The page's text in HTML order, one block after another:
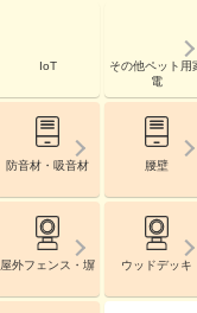
IoT
その他ペット用
電
防音材・吸音材 腰壁
屋外フェンス・塀 ウッドデッキ